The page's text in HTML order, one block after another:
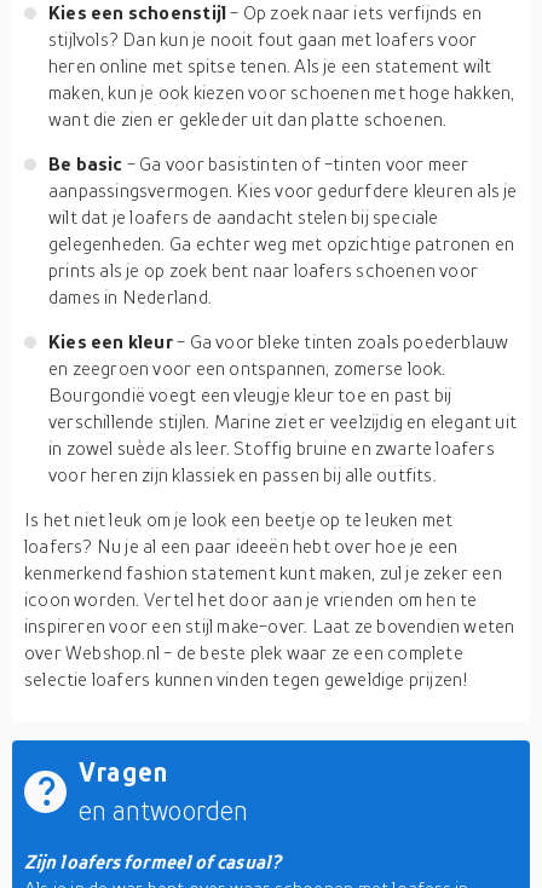
Kies een schoenstijl- Op zoek naar iets verfijnds en
stijlvols? Dan kun je nooit fout gaan met loafers voor
heren online met spitse tenen. Als je een statement wilt
maken, kun je ook kiezen voor schoenen met hoge hakken,
want die zien er gekleder uit dan platte schoenen.
Be basic - Ga voor basistinten of -tinten voor meer
aanpassingsvermogen. Kies voor gedurfdere kleuren als je
wilt dat je loafers de aandacht stelen bij speciale
gelegenheden. Ga echter weg met opzichtige patronen en
prints als je op zoek bent naar loafers schoenen voor
dames in Nederland.
Kies een kleur- Ga voor bleke tinten zoals poederblauw
en zeegroen voor een ontspannen, zomerse look.
Bourgondië voegt een vleugje kleur toe en past bij
verschillende stijlen. Marine ziet er veelzijdig en elegant uit
in zowel suède als leer. Stoffig bruine en zwarte loafers
voor heren zijn klassiek en passen bij alle outfits.
Is het niet leuk om je look een beetje op te leuken met
loafers? Nu je al een paar ideeën hebt over hoe je een
kenmerkend fashion statement kunt maken, zul je zeker een
icoon worden. Vertel het door aan je vrienden om hen te
inspireren voor een stijl make-over. Laat ze bovendien weten
over Webshop.nl - de beste plek waar ze een complete
selectie loafers kunnen vinden tegen geweldige prijzen!
Vragen
en antwoorden
Zijn loafers formeel of casual?